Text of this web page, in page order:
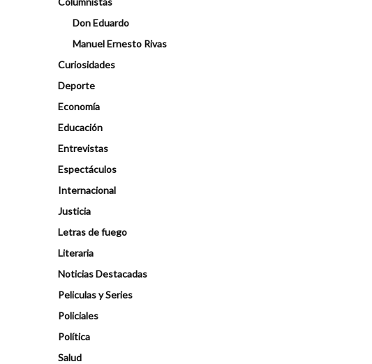
Don Eduardo
Manuel Ernesto Rivas
Curiosidades
Deporte
Economía
Educación
Entrevistas
Espectáculos
Internacional
Justicia
Letras de fuego
Literaria
Noticias Destacadas
Peliculas y Series
Policiales
Política
Salud